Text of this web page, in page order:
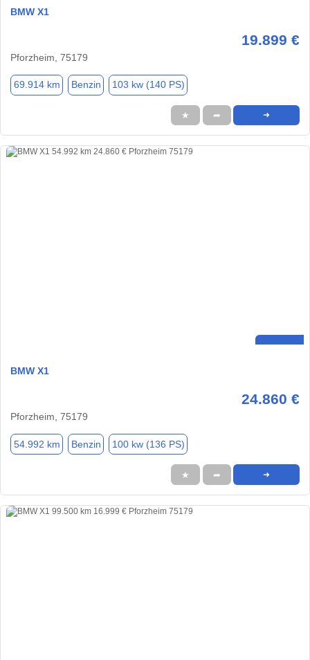
BMW X1
19.899 €
Pforzheim, 75179
69.914 km Benzin 103 kw (140 PS)
★ ➦ ➜
BMW X1
24.860 €
Pforzheim, 75179
54.992 km Benzin 100 kw (136 PS)
★ ➦ ➜